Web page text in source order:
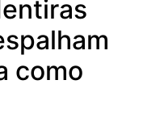
como